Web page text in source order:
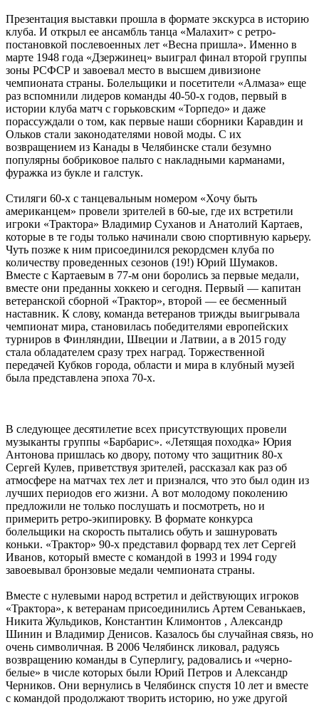
Презентация выставки прошла в формате экскурса в историю
клуба. И открыл ее ансамбль танца «Малахит» с ретро-
постановкой послевоенных лет «Весна пришла». Именно в
марте 1948 года «Дзержинец» выиграл финал второй группы
зоны РСФСР и завоевал место в высшем дивизионе
чемпионата страны. Болельщики и посетители «Алмаза» еще
раз вспомнили лидеров команды 40-50-х годов, первый в
истории клуба матч с горьковским «Торпедо» и даже
порассуждали о том, как первые наши сборники Каравдин и
Ольков стали законодателями новой моды. С их
возвращением из Канады в Челябинске стали безумно
популярны бобриковое пальто с накладными карманами,
фуражка из букле и галстук.
Стиляги 60-х с танцевальным номером «Хочу быть
американцем» провели зрителей в 60-ые, где их встретили
игроки «Трактора» Владимир Суханов и Анатолий Картаев,
которые в те годы только начинали свою спортивную карьеру.
Чуть позже к ним присоединился рекордсмен клуба по
количеству проведенных сезонов (19!) Юрий Шумаков.
Вместе с Картаевым в 77-м они боролись за первые медали,
вместе они преданны хоккею и сегодня. Первый — капитан
ветеранской сборной «Трактор», второй — ее бесменный
наставник. К слову, команда ветеранов трижды выигрывала
чемпионат мира, становилась победителями европейских
турниров в Финляндии, Швеции и Латвии, а в 2015 году
стала обладателем сразу трех наград. Торжественной
передачей Кубков города, области и мира в клубный музей
была представлена эпоха 70-х.
В следующее десятилетие всех присутствующих провели
музыканты группы «Барбарис». «Летящая походка» Юрия
Антонова пришлась ко двору, потому что защитник 80-х
Сергей Кулев, приветствуя зрителей, рассказал как раз об
атмосфере на матчах тех лет и признался, что это был один из
лучших периодов его жизни. А вот молодому поколению
предложили не только послушать и посмотреть, но и
примерить ретро-экипировку. В формате конкурса
болельщики на скорость пытались обуть и зашнуровать
коньки. «Трактор» 90-х представил форвард тех лет Сергей
Иванов, который вместе с командой в 1993 и 1994 году
завоевывал бронзовые медали чемпионата страны.
Вместе с нулевыми народ встретил и действующих игроков
«Трактора», к ветеранам присоединились Артем Севанькаев,
Никита Жульдиков, Константин Климонтов , Александр
Шинин и Владимир Денисов. Казалось бы случайная связь, но
очень символичная. В 2006 Челябинск ликовал, радуясь
возвращению команды в Суперлигу, радовались и «черно-
белые» в числе которых были Юрий Петров и Александр
Черников. Они вернулись в Челябинск спустя 10 лет и вместе
с командой продолжают творить историю, но уже другой